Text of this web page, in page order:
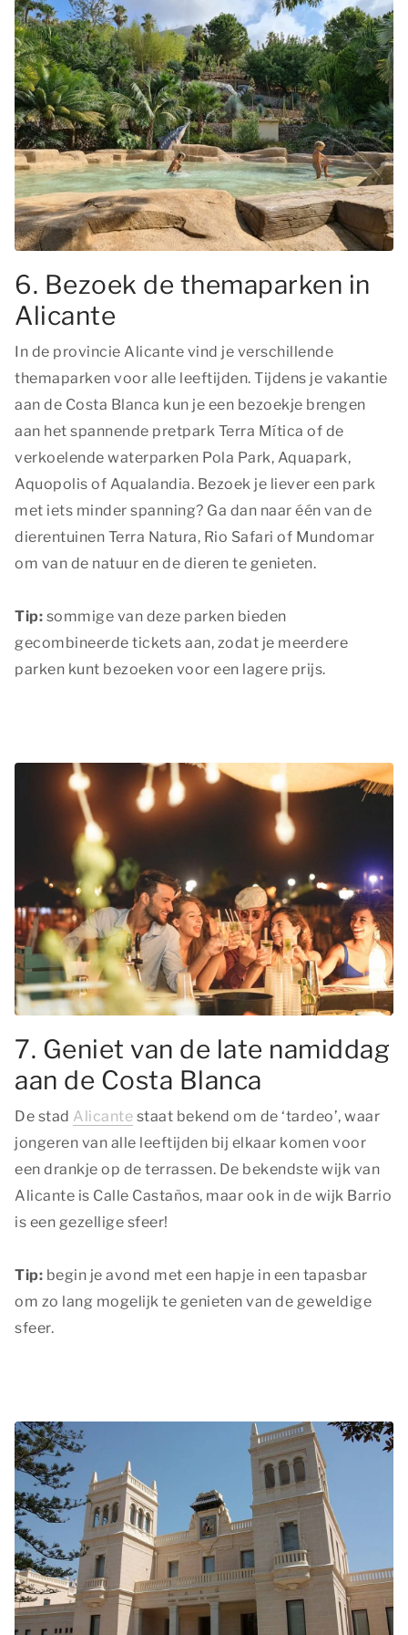
6. Bezoek de themaparken in
Alicante
In de provincie Alicante vind je verschillende
themaparken voor alle leeftijden. Tijdens je vakantie
aan de Costa Blanca kun je een bezoekje brengen
aan het spannende pretpark Terra Mítica of de
verkoelende waterparken Pola Park, Aquapark,
Aquopolis of Aqualandia. Bezoek je liever een park
met iets minder spanning? Ga dan naar één van de
dierentuinen Terra Natura, Rio Safari of Mundomar
om van de natuur en de dieren te genieten.
Tip: sommige van deze parken bieden
gecombineerde tickets aan, zodat je meerdere
parken kunt bezoeken voor een lagere prijs.
7. Geniet van de late namiddag
aan de Costa Blanca
De stad Alicante staat bekend om de ‘tardeo’, waar
jongeren van alle leeftijden bij elkaar komen voor
een drankje op de terrassen. De bekendste wijk van
Alicante is Calle Castaños, maar ook in de wijk Barrio
is een gezellige sfeer!
Tip: begin je avond met een hapje in een tapasbar
om zo lang mogelijk te genieten van de geweldige
sfeer.